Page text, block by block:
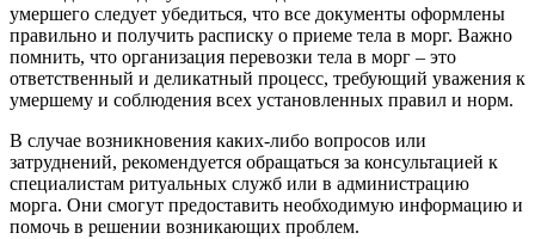
умершего следует убедиться, что все документы оформлены
правильно и получить расписку о приеме тела в морг. Важно
помнить, что организация перевозки тела в морг – это
ответственный и деликатный процесс, требующий уважения к
умершему и соблюдения всех установленных правил и норм.
В случае возникновения каких-либо вопросов или
затруднений, рекомендуется обращаться за консультацией к
специалистам ритуальных служб или в администрацию
морга. Они смогут предоставить необходимую информацию и
помочь в решении возникающих проблем.